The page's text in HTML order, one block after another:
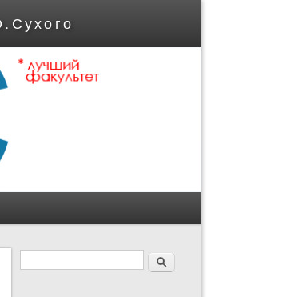
Форма поискаПоиск